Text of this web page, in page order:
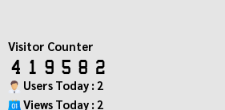
Visitor Counter
Users Today : 2
Views Today : 2